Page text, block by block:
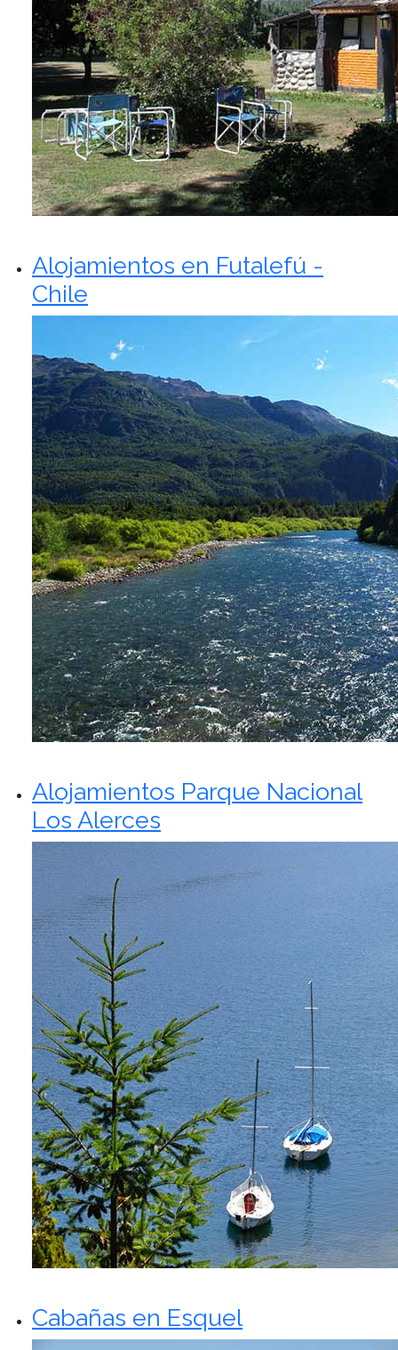
Alojamientos en Futalefú -
Chile
Alojamientos Parque Nacional
Los Alerces
Cabañas en Esquel